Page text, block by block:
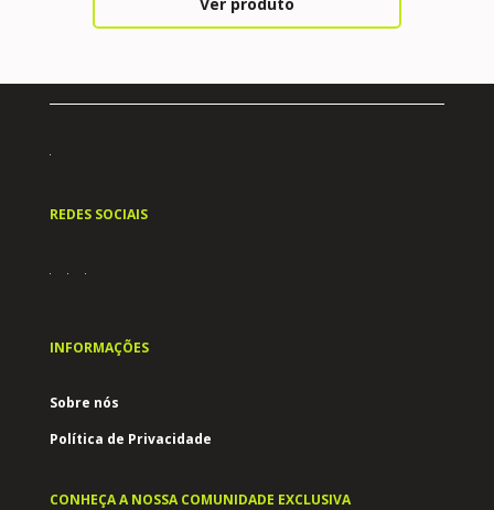
REDES SOCIAIS
INFORMAÇÕES
Sobre nós
Política de Privacidade
CONHEÇA A NOSSA COMUNIDADE EXCLUSIVA